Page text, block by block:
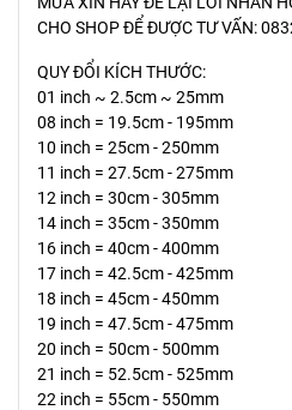
CHO SHOP ĐỂ ĐƯỢC TƯ VẤN:
QUY ĐỔI KÍCH THƯỚC:
01 inch ~ 2.5cm ~ 25mm
08 inch = 19.5cm - 195mm
10 inch = 25cm - 250mm
11 inch = 27.5cm - 275mm
12 inch = 30cm - 305mm
14 inch = 35cm - 350mm
16 inch = 40cm - 400mm
17 inch = 42.5cm - 425mm
18 inch = 45cm - 450mm
19 inch = 47.5cm - 475mm
20 inch = 50cm - 500mm
21 inch = 52.5cm - 525mm
22 inch = 55cm - 550mm